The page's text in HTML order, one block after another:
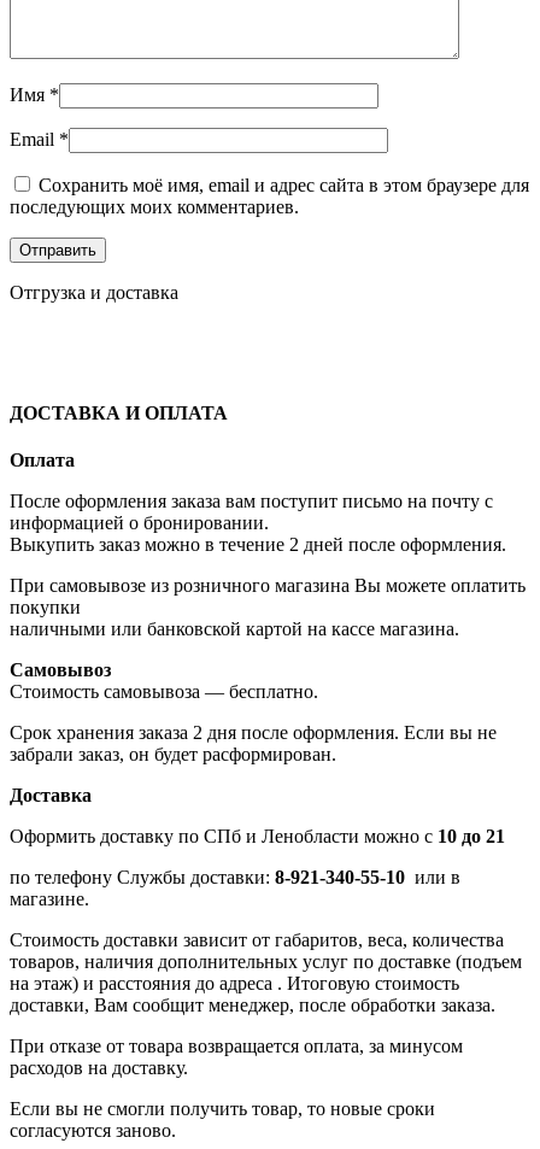
Имя *
Email *
Сохранить моё имя, email и адрес сайта в этом браузере для
последующих моих комментариев.
Отгрузка и доставка
ДОСТАВКА И ОПЛАТА
Оплата
После оформления заказа вам поступит письмо на почту с
информацией о бронировании.
Выкупить заказ можно в течение 2 дней после оформления.
При самовывозе из розничного магазина Вы можете оплатить
покупки
наличными или банковской картой на кассе магазина.
Самовывоз
Стоимость самовывоза — бесплатно.
Срок хранения заказа 2 дня после оформления. Если вы не
забрали заказ, он будет расформирован.
Доставка
Оформить доставку по СПб и Ленобласти можно с 10 до 21
по телефону Службы доставки: 8-921-340-55-10 или в
магазине.
Стоимость доставки зависит от габаритов, веса, количества
товаров, наличия дополнительных услуг по доставке (подъем
на этаж) и расстояния до адреса . Итоговую стоимость
доставки, Вам сообщит менеджер, после обработки заказа.
При отказе от товара возвращается оплата, за минусом
расходов на доставку.
Если вы не смогли получить товар, то новые сроки
согласуются заново.